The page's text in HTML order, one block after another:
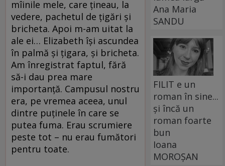
mîinile mele, care ţineau, la
vedere, pachetul de ţigări şi
bricheta. Apoi m-am uitat la
ale ei… Elizabeth îşi ascundea
în palmă şi ţigara, şi bricheta.
Am înregistrat faptul, fără
să-i dau prea mare
importanţă. Campusul nostru
era, pe vremea aceea, unul
dintre puţinele în care se
putea fuma. Erau scrumiere
peste tot – nu erau fumători
pentru toate.
Ana Maria
SANDU
FILIT e un
roman în sine...
și încă un
roman foarte
bun
Ioana
MOROȘAN